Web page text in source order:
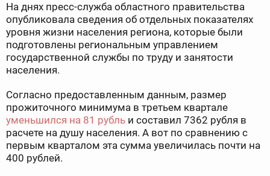
На днях пресс-служба областного правительства
опубликовала сведения об отдельных показателях
уровня жизни населения региона, которые были
подготовлены региональным управлением
государственной службы по труду и занятости
населения.
Согласно предоставленным данным, размер
прожиточного минимума в третьем квартале
уменьшился на 81 рубль и составил 7362 рубля в
расчете на душу населения. А вот по сравнению с
первым кварталом эта сумма увеличилась почти на
400 рублей.